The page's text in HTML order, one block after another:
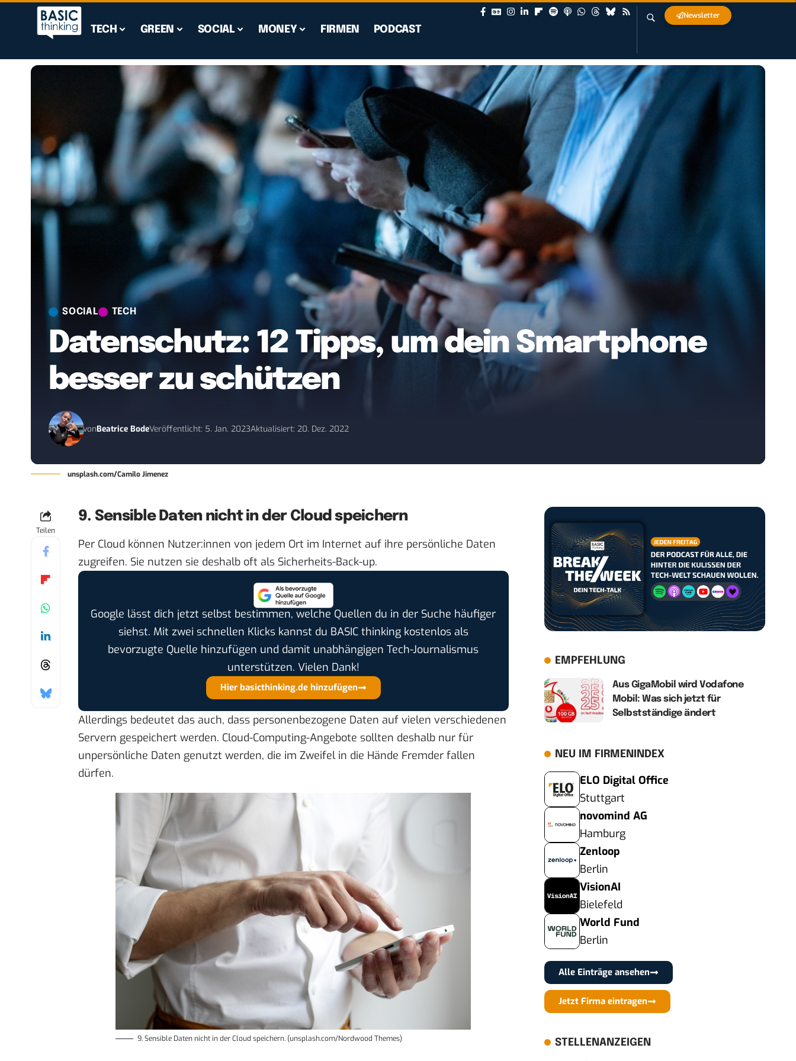
TECH GREEN SOCIAL MONEY FIRMEN PODCAST
Newsletter
SOCIAL TECH
Datenschutz: 12 Tipps, um dein Smartphone
besser zu schützen
vonBeatrice BodeVeröffentlicht: 5. Jan. 2023Aktualisiert: 20. Dez. 2022
unsplash.com/Camilo Jimenez
Teilen
9. Sensible Daten nicht in der Cloud speichern
Per Cloud können Nutzer:innen von jedem Ort im Internet auf ihre persönliche Daten
zugreifen. Sie nutzen sie deshalb oft als Sicherheits-Back-up.
Google lässt dich jetzt selbst bestimmen, welche Quellen du in der Suche häufiger
siehst. Mit zwei schnellen Klicks kannst du BASIC thinking kostenlos als
bevorzugte Quelle hinzufügen und damit unabhängigen Tech-Journalismus
unterstützen. Vielen Dank!
Hier basicthinking.de hinzufügen
Allerdings bedeutet das auch, dass personenbezogene Daten auf vielen verschiedenen
Servern gespeichert werden. Cloud-Computing-Angebote sollten deshalb nur für
unpersönliche Daten genutzt werden, die im Zweifel in die Hände Fremder fallen
dürfen.
9. Sensible Daten nicht in der Cloud speichern. (unsplash.com/Nordwood Themes)
EMPFEHLUNG
Aus GigaMobil wird Vodafone
Mobil: Was sich jetzt für
Selbstständige ändert
NEU IM FIRMENINDEX
ELO Digital Office
Stuttgart
novomind AG
Hamburg
Zenloop
Berlin
VisionAI
Bielefeld
World Fund
Berlin
Alle Einträge ansehen
Jetzt Firma eintragen
STELLENANZEIGEN